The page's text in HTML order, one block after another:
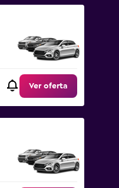
Ver oferta